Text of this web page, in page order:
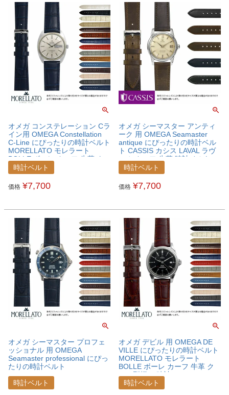
オメガ コンステレーション Cラ
イン用 OMEGA Constellation
C-Line にぴったりの時計ベルト
MORELLATO モレラート
BOLLE ボーレ カーフ 牛革 ク
ロコ型押し 時計ベルト
X2269480OMGCLC
時計ベルト
価格 ¥7,700
オメガ シーマスター アンティ
ーク 用 OMEGA Seamaster
antique にぴったりの時計ベル
ト CASSIS カシス LAVAL ラヴ
ァル カーフ 牛革 時計ベルト
U1032966OMGSEA
時計ベルト
価格 ¥7,700
オメガ シーマスター プロフェ
ッショナル 用 OMEGA
Seamaster professional にぴっ
たりの時計ベルト
MORELLATO モレラート
BOLLE ボーレ カーフ 牛革 ク
ロコ型押し 時計ベルト
時計ベルト
オメガ デビル 用 OMEGA DE
VILLE にぴったりの時計ベルト
MORELLATO モレラート
BOLLE ボーレ カーフ 牛革 ク
ロコ型押し 時計ベルト
X2269480OMGDVL
時計ベルト